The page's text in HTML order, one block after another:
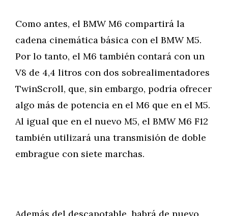
Como antes, el BMW M6 compartirá la
cadena cinemática básica con el BMW M5.
Por lo tanto, el M6 también contará con un
V8 de 4,4 litros con dos sobrealimentadores
TwinScroll, que, sin embargo, podría ofrecer
algo más de potencia en el M6 que en el M5.
Al igual que en el nuevo M5, el BMW M6 F12
también utilizará una transmisión de doble
embrague con siete marchas.